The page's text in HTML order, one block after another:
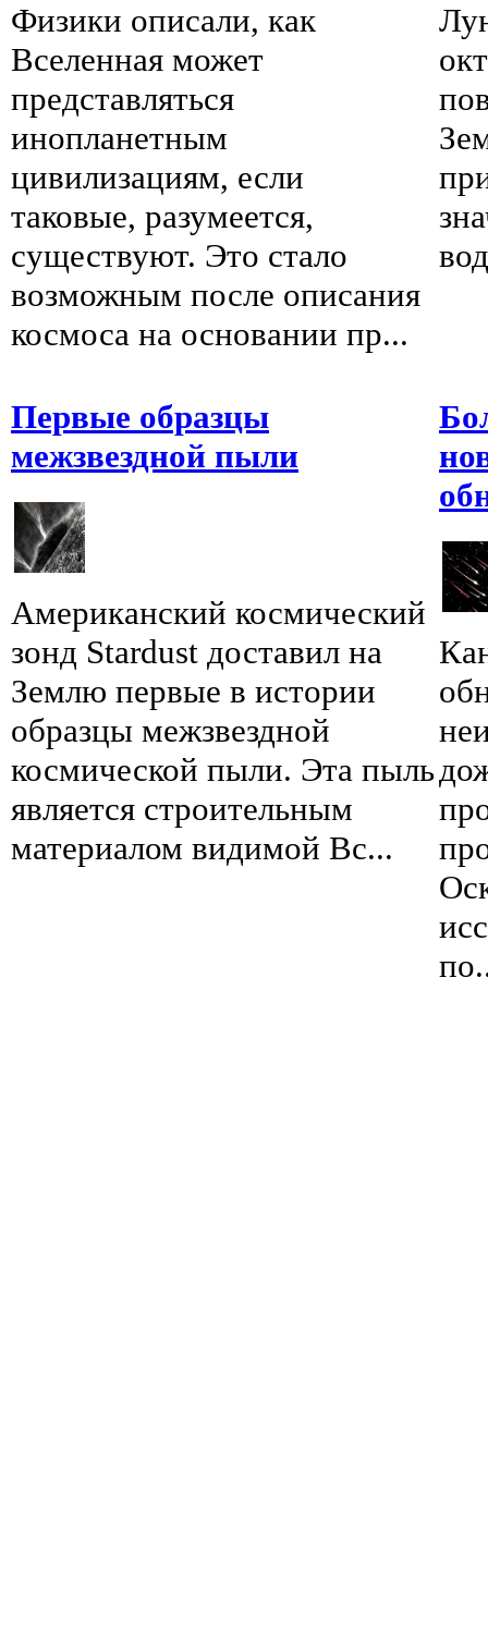
Физики описали, как
Вселенная может
представляться
инопланетным
цивилизациям, если
таковые, разумеется,
существуют. Это стало
возможным после описания
космоса на основании пр...
Первые образцы
межзвездной пыли
Американский космический
зонд Stardust доставил на
Землю первые в истории
образцы межзвездной
космической пыли. Эта пыль
является строительным
материалом видимой Вс...